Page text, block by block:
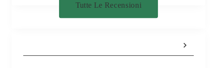
Tutte Le Recensioni